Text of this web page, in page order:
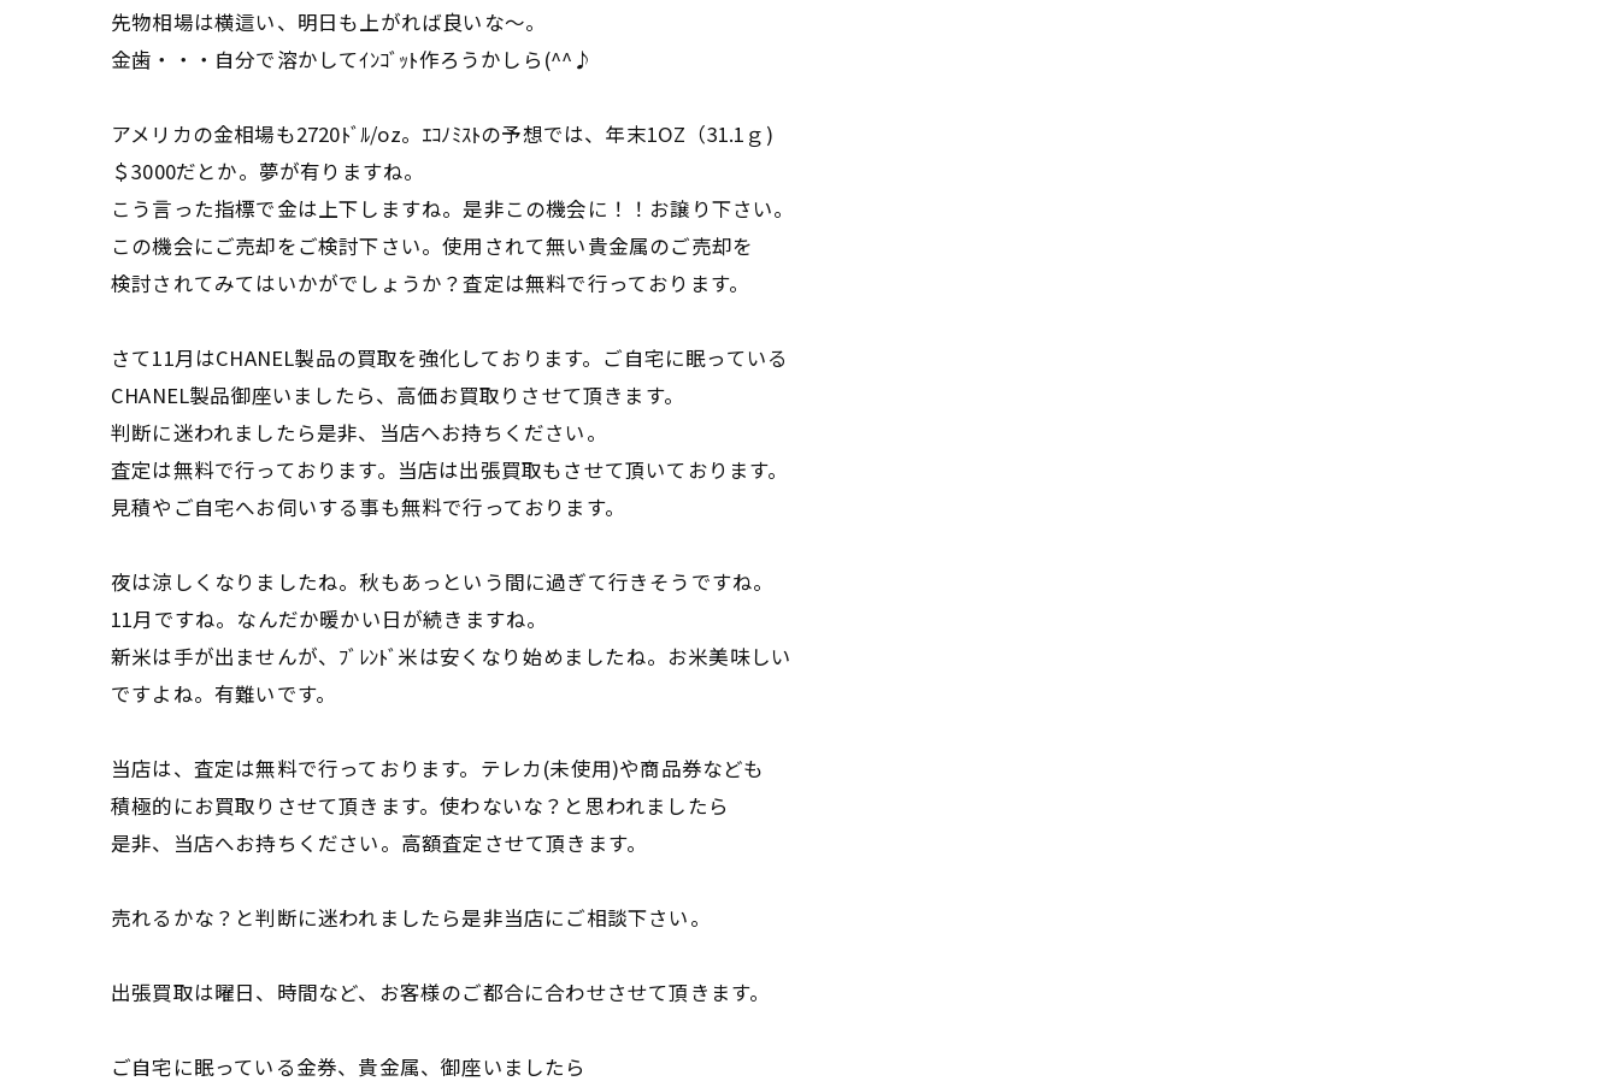
先物相場は横這い、明日も上がれば良いな～。
金歯・・・自分で溶かしてｲﾝｺﾞｯﾄ作ろうかしら(^^♪
アメリカの金相場も2720ﾄﾞﾙ/oz。ｴｺﾉﾐｽﾄの予想では、年末1OZ（31.1ｇ)
＄3000だとか。夢が有りますね。
こう言った指標で金は上下しますね。是非この機会に！！お譲り下さい。
この機会にご売却をご検討下さい。使用されて無い貴金属のご売却を
検討されてみてはいかがでしょうか？査定は無料で行っております。
さて11月はCHANEL製品の買取を強化しております。ご自宅に眠っている
CHANEL製品御座いましたら、高価お買取りさせて頂きます。
判断に迷われましたら是非、当店へお持ちください。
査定は無料で行っております。当店は出張買取もさせて頂いております。
見積やご自宅へお伺いする事も無料で行っております。
夜は涼しくなりましたね。秋もあっという間に過ぎて行きそうですね。
11月ですね。なんだか暖かい日が続きますね。
新米は手が出ませんが、ﾌﾞﾚﾝﾄﾞ米は安くなり始めましたね。お米美味しい
ですよね。有難いです。
当店は、査定は無料で行っております。テレカ(未使用)や商品券なども
積極的にお買取りさせて頂きます。使わないな？と思われましたら
是非、当店へお持ちください。高額査定させて頂きます。
売れるかな？と判断に迷われましたら是非当店にご相談下さい。
出張買取は曜日、時間など、お客様のご都合に合わせさせて頂きます。
ご自宅に眠っている金券、貴金属、御座いましたら